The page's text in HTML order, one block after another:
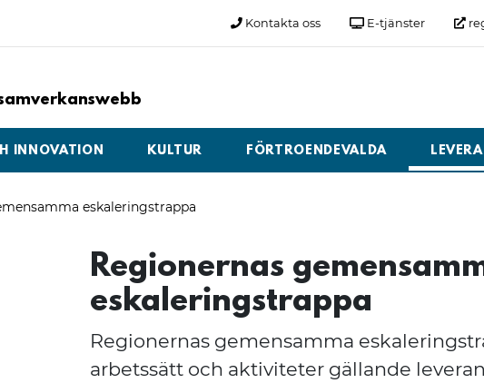
Kontakta oss E-tjänster
INNOVATION KULTUR FÖRTROENDEVALDA
eskaleringstrappa
Regionernas
eskaleringstrappa
Regionernas gemensamma
arbetssätt och aktiviteter gällande